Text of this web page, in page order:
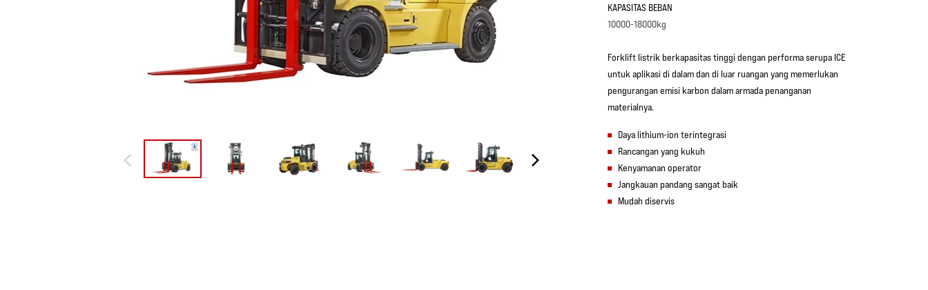
KAPASITAS BEBAN
10000-18000kg
Forklift listrik berkapasitas tinggi dengan performa serupa ICE
untuk aplikasi di dalam dan di luar ruangan yang memerlukan
pengurangan emisi karbon dalam armada penanganan
materialnya.
Daya lithium-ion terintegrasi
Rancangan yang kukuh
Kenyamanan operator
Jangkauan pandang sangat baik
Mudah diservis